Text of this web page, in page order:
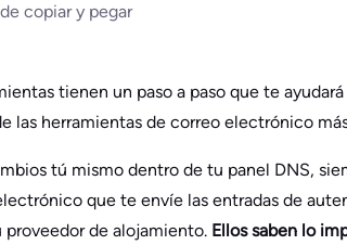
copiar y pegar
tienen un paso a paso que te
las herramientas de correo electrónico
tú mismo dentro de tu panel DNS,
que te envíe las entradas de
de alojamiento. Ellos saben lo